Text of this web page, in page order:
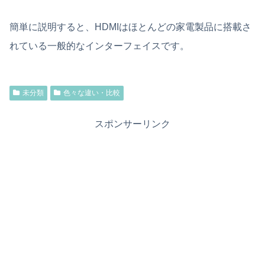
簡単に説明すると、HDMIはほとんどの家電製品に搭載さ
れている一般的なインターフェイスです。
未分類 色々な違い・比較
スポンサーリンク